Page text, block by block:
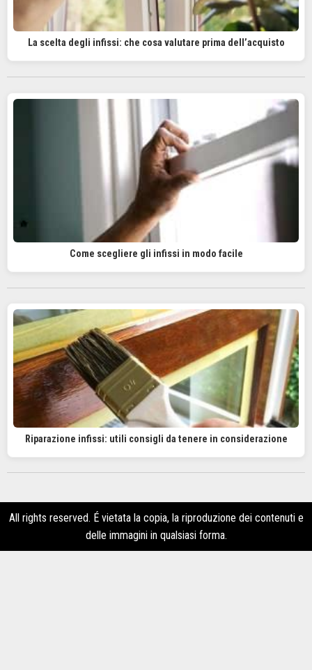
La scelta degli infissi: che cosa valutare prima dell’acquisto
Come scegliere gli infissi in modo facile
Riparazione infissi: utili consigli da tenere in considerazione
All rights reserved. É vietata la copia, la riproduzione dei contenuti e
delle immagini in qualsiasi forma.